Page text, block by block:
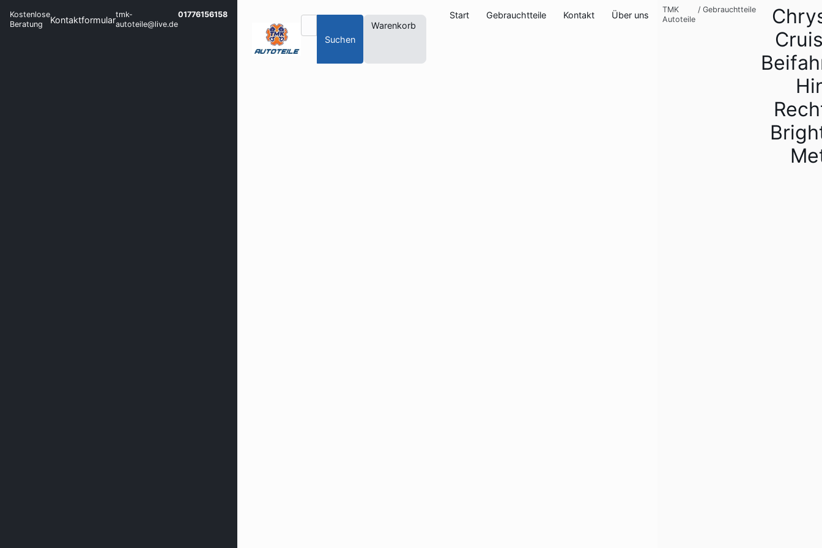
Kostenlose
Beratung
Kontaktformulartmk-
autoteile@live.de
01776156158
Suchen
Warenkorb
Start Gebrauchtteile Kontakt Über uns
TMK
Autoteile
/ Gebrauchtteile